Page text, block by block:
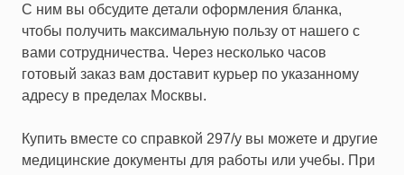
С ним вы обсудите детали оформления бланка,
чтобы получить максимальную пользу от нашего с
вами сотрудничества. Через несколько часов
готовый заказ вам доставит курьер по указанному
адресу в пределах Москвы.
Купить вместе со справкой 297/у вы можете и другие
медицинские документы для работы или учебы. При